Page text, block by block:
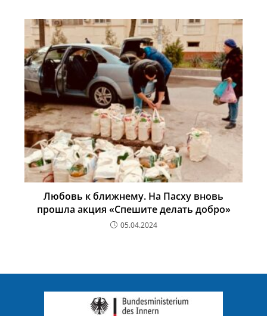
Любовь к ближнему. На Пасху вновь
прошла акция «Спешите делать добро»
05.04.2024